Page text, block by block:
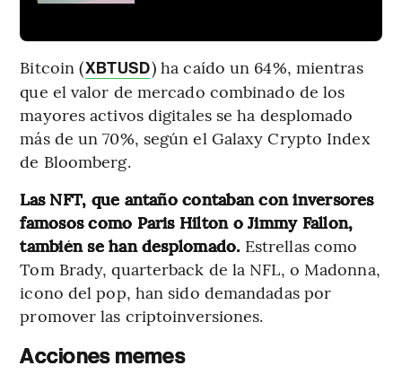
Bitcoin (XBTUSD) ha caído un 64%, mientras
que el valor de mercado combinado de los
mayores activos digitales se ha desplomado
más de un 70%, según el Galaxy Crypto Index
de Bloomberg.
Las NFT, que antaño contaban con inversores
famosos como Paris Hilton o Jimmy Fallon,
también se han desplomado. Estrellas como
Tom Brady, quarterback de la NFL, o Madonna,
icono del pop, han sido demandadas por
promover las criptoinversiones.
Acciones memes